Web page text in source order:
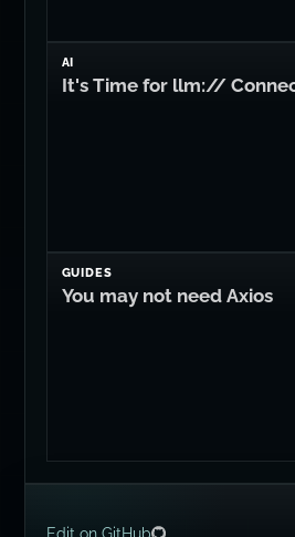
AI
It's Time for llm://
GUIDES
You may not need Axios
Edit on GitHub